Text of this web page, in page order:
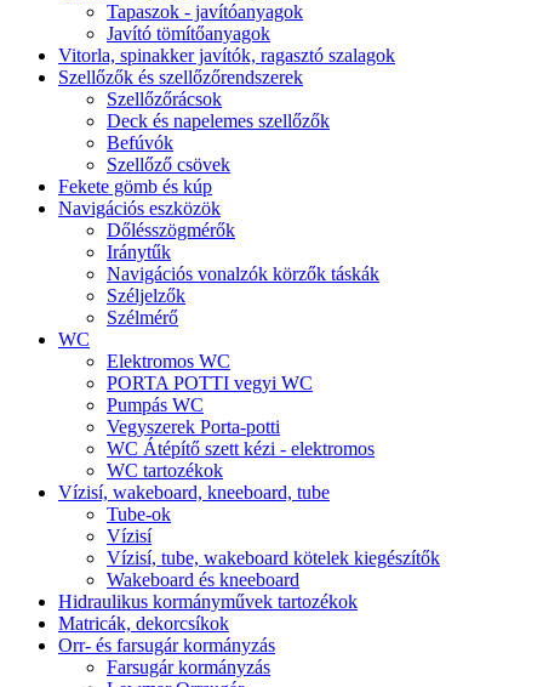
Tapaszok - javítóanyagok
Javító tömítőanyagok
Vitorla, spinakker javítók, ragasztó szalagok
Szellőzők és szellőzőrendszerek
Szellőzőrácsok
Deck és napelemes szellőzők
Befúvók
Szellőző csövek
Fekete gömb és kúp
Navigációs eszközök
Dőlésszögmérők
Iránytűk
Navigációs vonalzók körzők táskák
Széljelzők
Szélmérő
WC
Elektromos WC
PORTA POTTI vegyi WC
Pumpás WC
Vegyszerek Porta-potti
WC Átépítő szett kézi - elektromos
WC tartozékok
Vízisí, wakeboard, kneeboard, tube
Tube-ok
Vízisí
Vízisí, tube, wakeboard kötelek kiegészítők
Wakeboard és kneeboard
Hidraulikus kormányművek tartozékok
Matricák, dekorcsíkok
Orr- és farsugár kormányzás
Farsugár kormányzás